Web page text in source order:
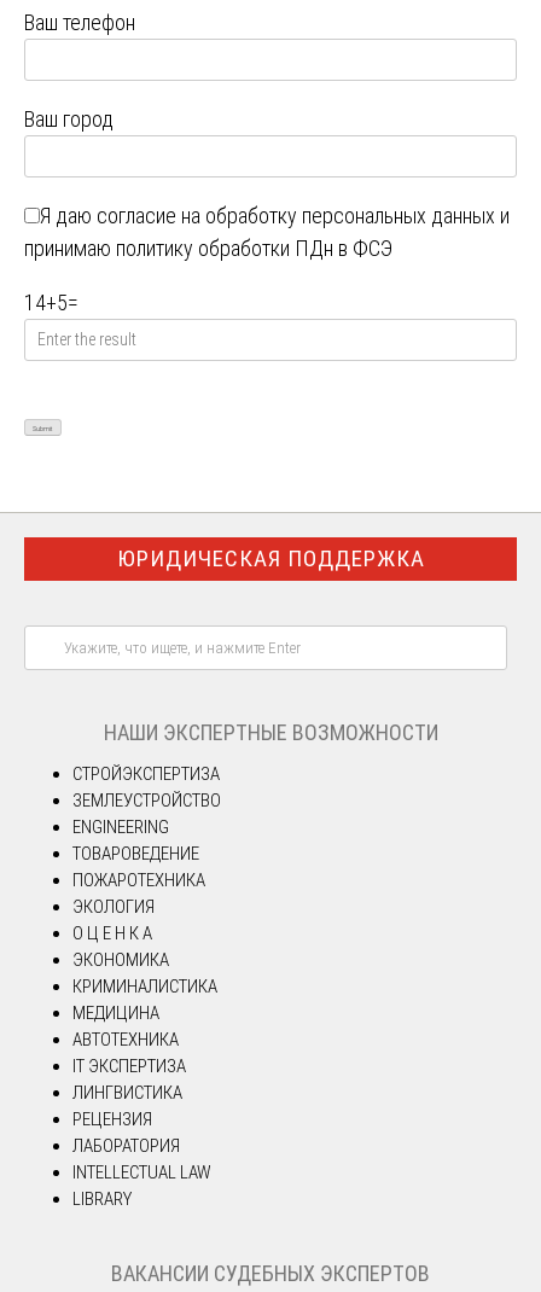
Ваш телефон
Ваш город
Я даю согласие на обработку персональных данных и
принимаю политику обработки ПДн в ФСЭ
14+5=
ЮРИДИЧЕСКАЯ ПОДДЕРЖКА
НАШИ ЭКСПЕРТНЫЕ ВОЗМОЖНОСТИ
СТРОЙЭКСПЕРТИЗА
ЗЕМЛЕУСТРОЙСТВО
ENGINEERING
ТОВАРОВЕДЕНИЕ
ПОЖАРОТЕХНИКА
ЭКОЛОГИЯ
О Ц Е Н К А
ЭКОНОМИКА
КРИМИНАЛИСТИКА
МЕДИЦИНА
АВТОТЕХНИКА
IT ЭКСПЕРТИЗА
ЛИНГВИСТИКА
РЕЦЕНЗИЯ
ЛАБОРАТОРИЯ
INTELLECTUAL LAW
LIBRARY
ВАКАНСИИ СУДЕБНЫХ ЭКСПЕРТОВ